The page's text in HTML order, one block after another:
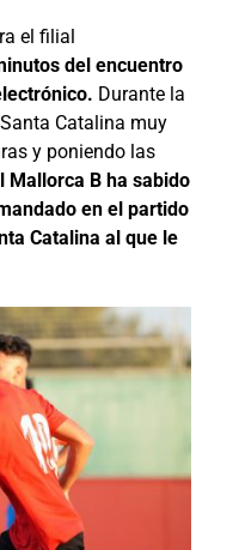
el filial
del encuentro
Durante la
Catalina muy
y poniendo las
Mallorca B ha sabido
en el partido
Catalina al que le